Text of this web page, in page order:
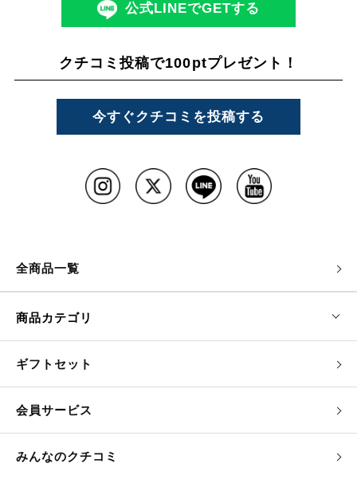
公式LINEでGETする
クチコミ投稿で100ptプレゼント！
今すぐクチコミを投稿する
全商品一覧
商品カテゴリ
ギフトセット
会員サービス
みんなのクチコミ